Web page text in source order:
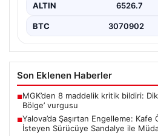
ALTIN 6526.7
BTC 3070902
Son Eklenen Haberler
■MGK’den 8 maddelik kritik bildiri:
Bölge’ vurgusu
■Yalova’da Şaşırtan Engelleme:
İsteyen Sürücüye Sandalye ile